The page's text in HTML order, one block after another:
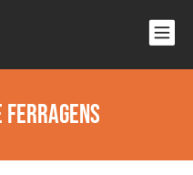
Ferragens